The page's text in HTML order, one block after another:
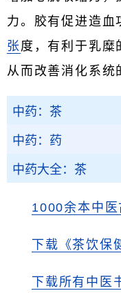
力。胶有促进造血
张度，有利于乳糜
从而改善消化系统
中药：茶
中药：药
中药大全：茶
1000余本中
下载《茶饮保
下载所有中医